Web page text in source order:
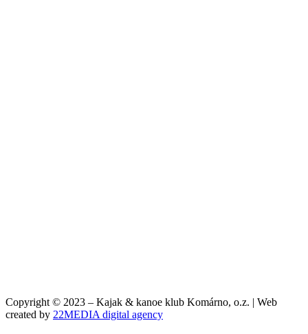
Copyright © 2023 – Kajak & kanoe klub Komárno, o.z. | Web
created by 22MEDIA digital agency